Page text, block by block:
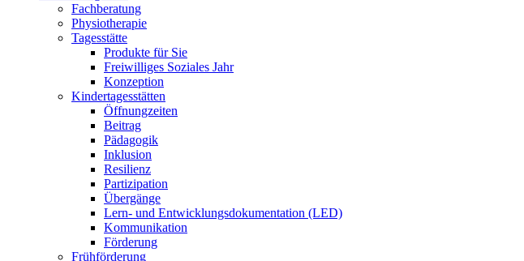
Fachberatung
Physiotherapie
Tagesstätte
Produkte für Sie
Freiwilliges Soziales Jahr
Konzeption
Kindertagesstätten
Öffnungzeiten
Beitrag
Pädagogik
Inklusion
Resilienz
Partizipation
Übergänge
Lern- und Entwicklungsdokumentation (LED)
Kommunikation
Förderung
Frühförderung